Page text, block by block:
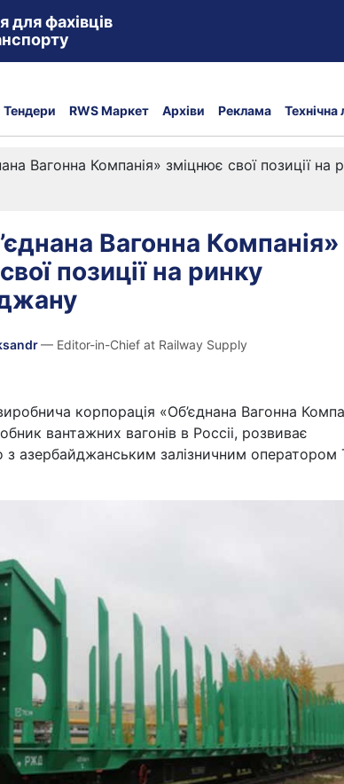
для фахівців
Тендери RWS Маркет Архіви Реклама Технічна
Вагонна Компанія» зміцнює свої позиції
Вагонна Компанія»
позиції на ринку
— Editor-in-Chief at Railway Supply
корпорація «Об’єднана Вагонна
вантажних вагонів в Россіі, розвиває
з азербайджанським залізничним